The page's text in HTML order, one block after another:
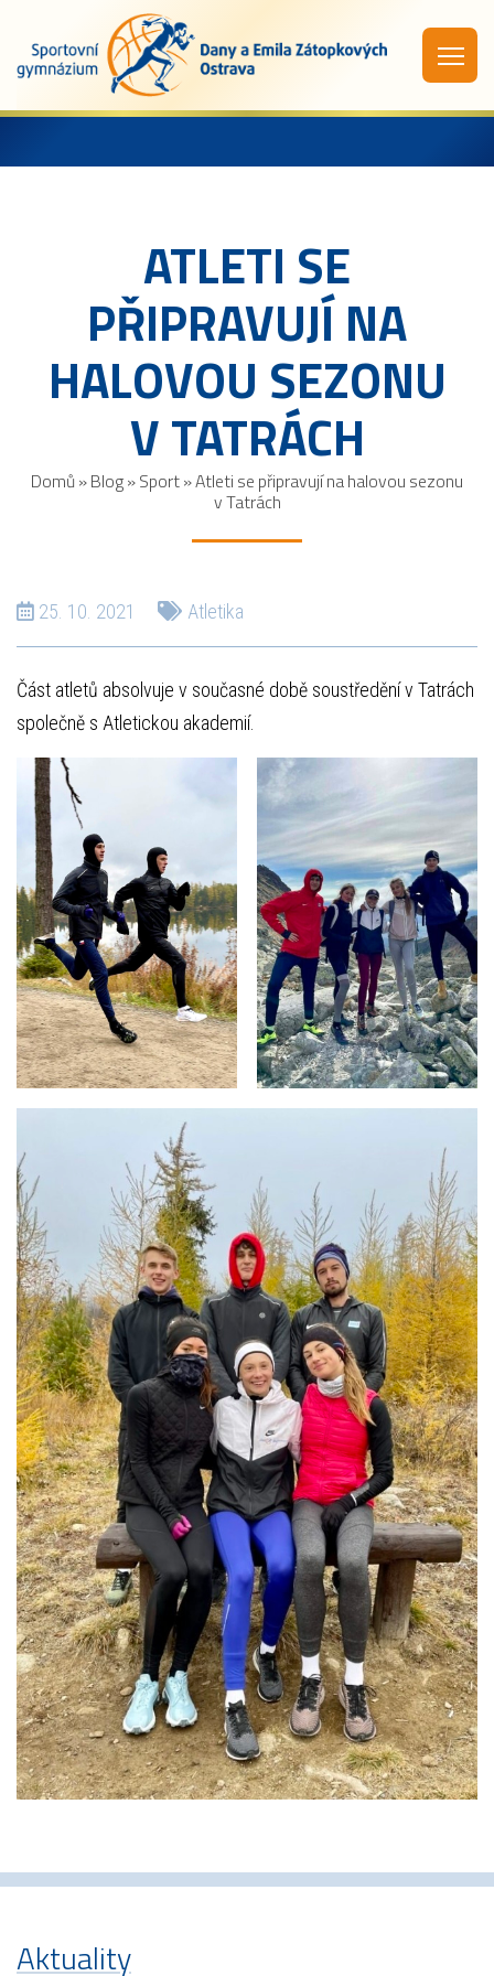
ATLETI SE
PŘIPRAVUJÍ NA
HALOVOU SEZONU
V TATRÁCH
Domů »Blog»Sport»Atleti se připravují na halovou sezonu
v Tatrách
25. 10. 2021 Atletika
Část atletů absolvuje v současné době soustředění v Tatrách
společně s Atletickou akademií.
Aktuality